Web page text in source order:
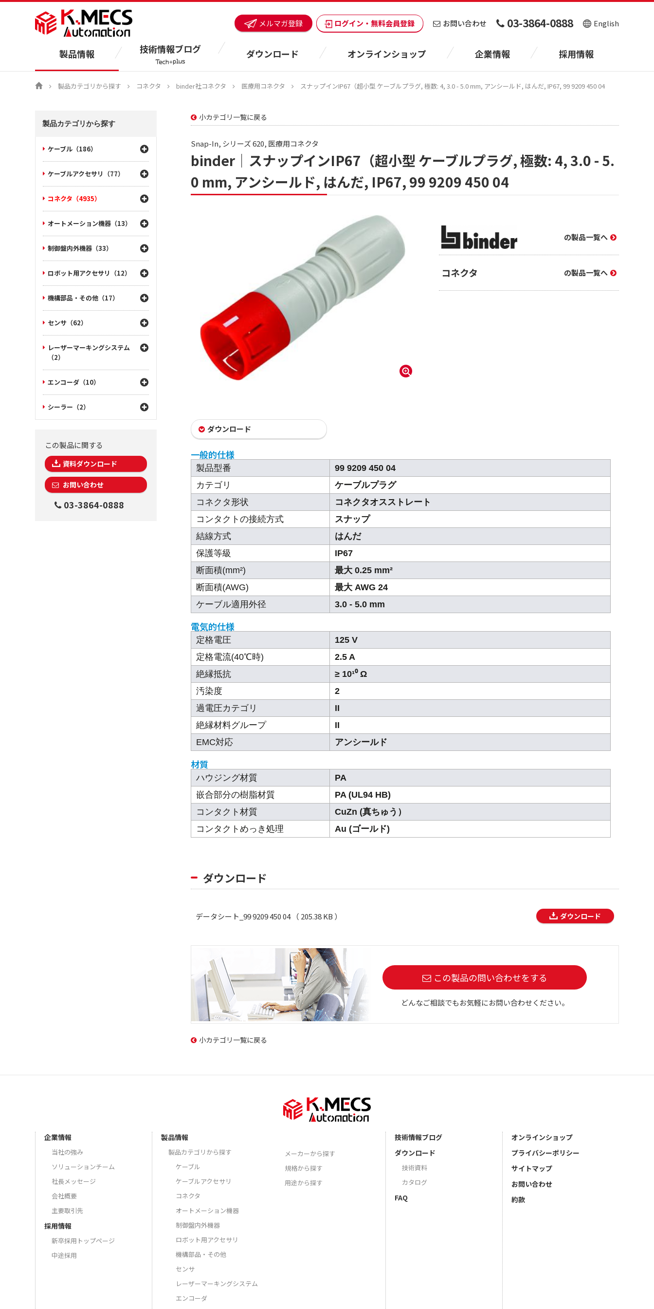
メルマガ登録 ログイン・無料会員登録 お問い合わせ 03-3864-0888 English
製品情報 技術情報ブログ ダウンロード オンラインショップ 企業情報 採用情報
製品カテゴリから探す コネクタ binder社コネクタ 医療用コネクタ スナップインIP67（超小型 ケーブルプラグ, 極数: 4, 3.0 - 5.0 mm, アンシールド, はんだ, IP67, 99 9209 450 04
小カテゴリ一覧に戻る
Snap-In, シリーズ 620, 医療用コネクタ
binder｜スナップインIP67（超小型 ケーブルプラグ, 極数: 4, 3.0 - 5.
0 mm, アンシールド, はんだ, IP67, 99 9209 450 04
の製品一覧へ
コネクタ の製品一覧へ
ダウンロード
一般的仕様
製品型番
99 9209 450 04
カテゴリ
ケーブルプラグ
コネクタ形状
コネクタオスストレート
コンタクトの接続方式
スナップ
結線方式
はんだ
保護等級
IP67
断面積(mm²)
最大 0.25 mm²
断面積(AWG)
最大 AWG 24
ケーブル適用外径
3.0 - 5.0 mm
電気的仕様
定格電圧
125 V
定格電流(40℃時)
2.5 A
絶縁抵抗
≥ 10¹⁰ Ω
汚染度
2
過電圧カテゴリ
II
絶縁材料グループ
II
EMC対応
アンシールド
材質
ハウジング材質
PA
嵌合部分の樹脂材質
PA (UL94 HB)
コンタクト材質
CuZn (真ちゅう）
コンタクトめっき処理
Au (ゴールド)
ダウンロード
データシート_99 9209 450 04 （ 205.38 KB ） ダウンロード
この製品の問い合わせをする
どんなご相談でもお気軽にお問い合わせください。
小カテゴリ一覧に戻る
製品カテゴリから探す
ケーブル（186）
ケーブルアクセサリ（77）
コネクタ（4935）
オートメーション機器（13）
制御盤内外機器（33）
ロボット用アクセサリ（12）
機構部品・その他（17）
センサ（62）
レーザーマーキングシステム
（2）
エンコーダ（10）
シーラー（2）
この製品に関する
資料ダウンロード
お問い合わせ
03-3864-0888
企業情報
当社の強み
ソリューションチーム
社長メッセージ
会社概要
主要取引先
採用情報
新卒採用トップページ
中途採用
製品情報
製品カテゴリから探す
ケーブル
ケーブルアクセサリ
コネクタ
オートメーション機器
制御盤内外機器
ロボット用アクセサリ
機構部品・その他
センサ
レーザーマーキングシステム
エンコーダ
メーカーから探す
規格から探す
用途から探す
技術情報ブログ
ダウンロード
技術資料
カタログ
FAQ
オンラインショップ
プライバシーポリシー
サイトマップ
お問い合わせ
約款